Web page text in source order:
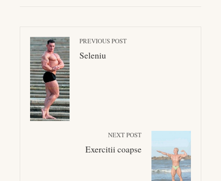
PREVIOUS POST
Seleniu
NEXT POST
Exercitii coapse